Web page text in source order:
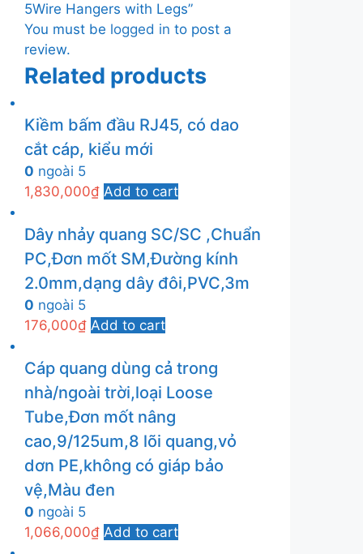
5Wire Hangers with Legs”
You must be logged in to post a
review.
Related products
Kiềm bấm đầu RJ45, có dao
cắt cáp, kiểu mới
0 ngoài 5
1,830,000₫ Add to cart
Dây nhảy quang SC/SC ,Chuẩn
PC,Đơn mốt SM,Đường kính
2.0mm,dạng dây đôi,PVC,3m
0 ngoài 5
176,000₫ Add to cart
Cáp quang dùng cả trong
nhà/ngoài trời,loại Loose
Tube,Đơn mốt nâng
cao,9/125um,8 lõi quang,vỏ
dơn PE,không có giáp bảo
vệ,Màu đen
0 ngoài 5
1,066,000₫ Add to cart